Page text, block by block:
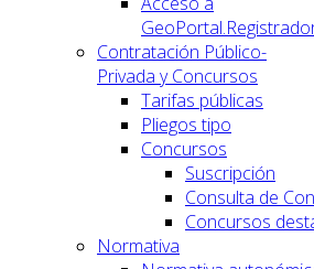
Contratación Público-
Privada y Concursos
Tarifas públicas
Pliegos tipo
Concursos
Suscripción
Consulta de
Concursos
Normativa